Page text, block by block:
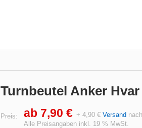
Turnbeutel Anker Hvar
Preis: ab 7,90 € + 4,90 € Versand
Alle Preisangaben inkl. 19 % MwSt.